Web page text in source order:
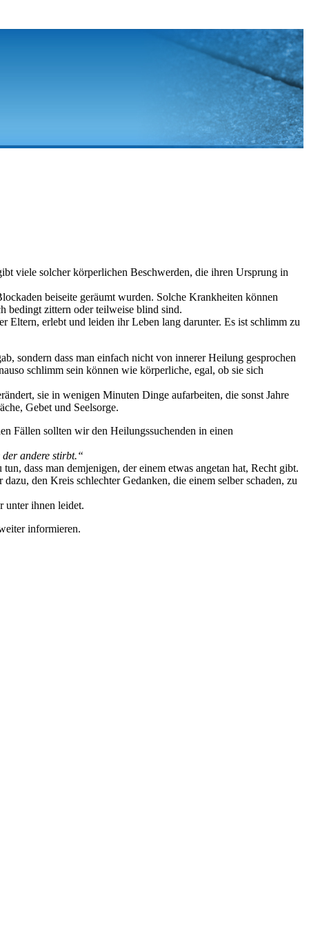
viele solcher körperlichen Beschwerden, die ihren Ursprung in
beiseite geräumt wurden. Solche Krankheiten können
bedingt zittern oder teilweise blind sind.
Eltern, erlebt und leiden ihr Leben lang darunter. Es ist schlimm zu
sondern dass man einfach nicht von innerer Heilung gesprochen
schlimm sein können wie körperliche, egal, ob sie sich
sie in wenigen Minuten Dinge aufarbeiten, die sonst Jahre
Gebet und Seelsorge.
Fällen sollten wir den Heilungssuchenden in einen
der andere stirbt.“
dass man demjenigen, der einem etwas angetan hat, Recht gibt.
den Kreis schlechter Gedanken, die einem selber schaden, zu
unter ihnen leidet.
informieren.